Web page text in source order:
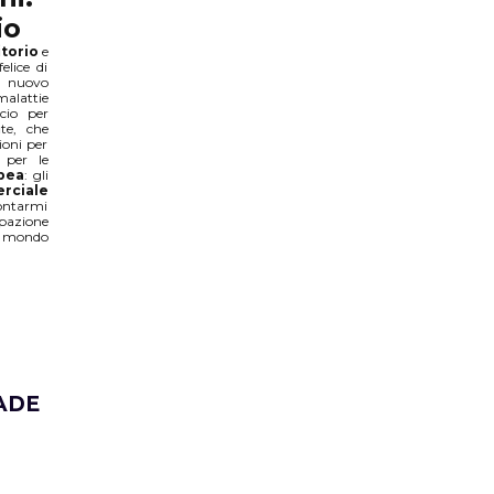
e
di
per
che
per
per le
: gli